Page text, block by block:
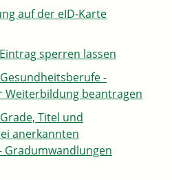
auf der eID-Karte
sperren lassen
-
Weiterbildung beantragen
Titel und
anerkannten
Gradumwandlungen